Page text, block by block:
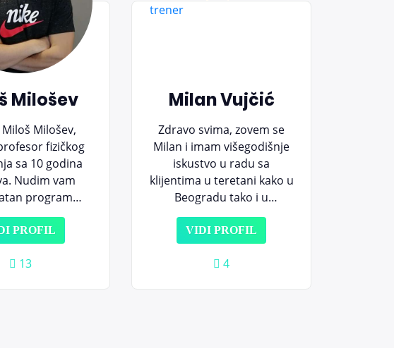
Milošev
Miloš Milošev,
fizičkog
sa 10 godina
program
pomoću kojih
držanje,
u leđima, a
i zategnuti
i bolova.
na treningu!
PROFIL
13
Milan Vujčić
Zdravo svima, zovem se
Milan i imam višegodišnje
iskustvo u radu sa
klijentima u teretani kako u
Beogradu tako i u
Požarevcu gde sada
obitavam. Za sebe mogu
da kažem da sam
komunikativan i otvoren za
VIDI PROFIL
4